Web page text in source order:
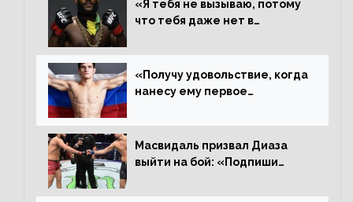
«Я тебя не вызываю, потому
что тебя даже нет в
пауза», сообщает Стерлинг
ответил Сехудо
«Получу удовольствие, когда
нанесу ему первое
Иге – про бой с Евлоевым
Масвидаль призвал Диаза
выйти на бой: «Подпиши
повторим»